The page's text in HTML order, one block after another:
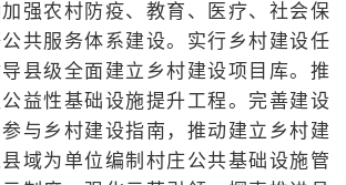
强农村防疫、教育、医疗、社会保
共服务体系建设。实行乡村建设任
县级全面建立乡村建设项目库。推
益性基础设施提升工程。完善建设
与乡村建设指南，推动建立乡村建
域为单位编制村庄公共基础设施管